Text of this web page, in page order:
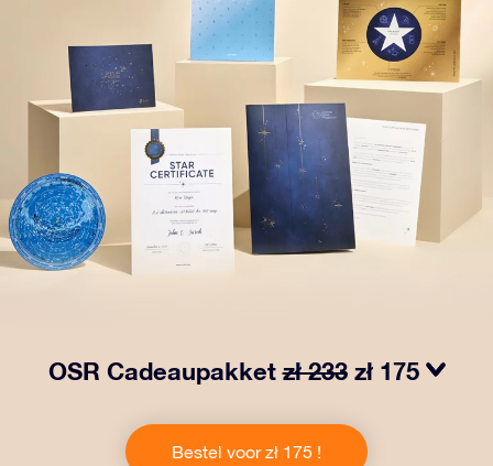
OSR Cadeaupakketzł 233 zł 175
cadeau bevat een prachtige envelop en
gepersonaliseerde documenten die naar een adres
Bestel voor zł 175 !